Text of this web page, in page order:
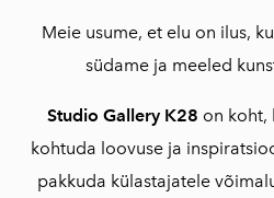
Meie usume, et elu on ilus,
südame ja meeled
Studio Gallery K28 on koht,
kohtuda loovuse ja
pakkuda külastajatele